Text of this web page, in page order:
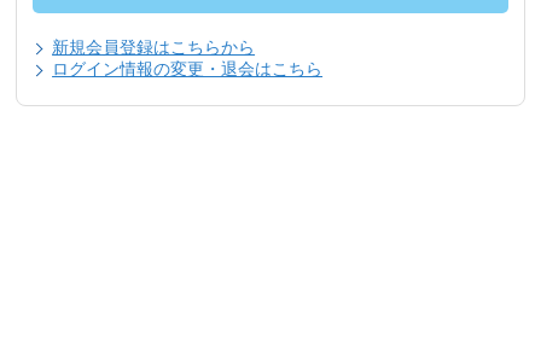
新規会員登録はこちらから
ログイン情報の変更・退会はこちら